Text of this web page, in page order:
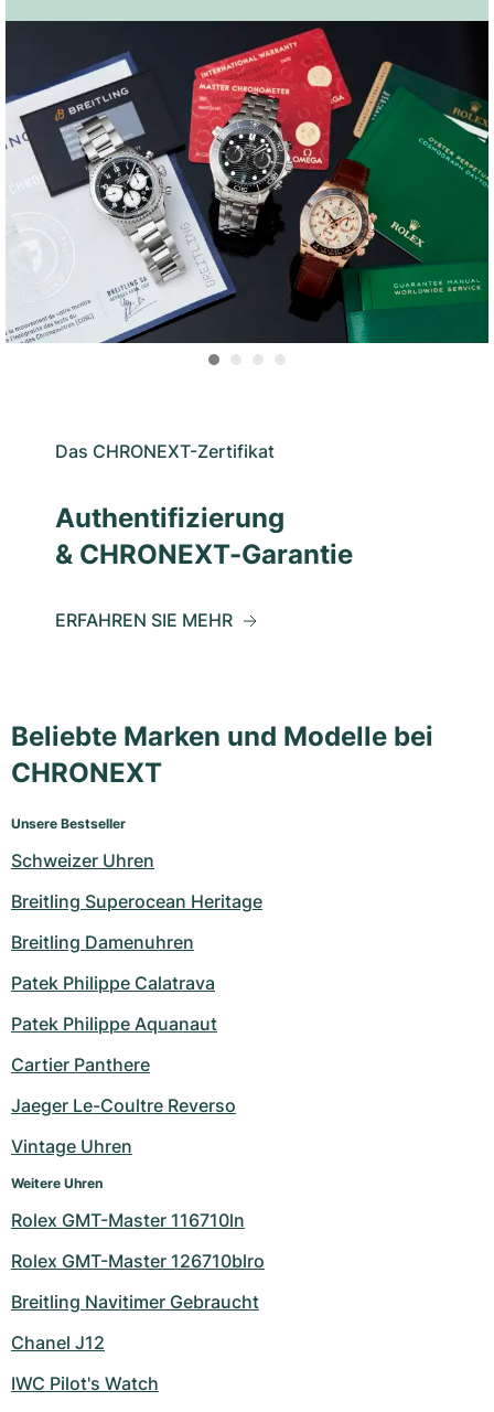
Das CHRONEXT-Zertifikat
Authentifizierung
& CHRONEXT-Garantie
ERFAHREN SIE MEHR
Beliebte Marken und Modelle bei
CHRONEXT
Unsere Bestseller
Schweizer Uhren
Breitling Superocean Heritage
Breitling Damenuhren
Patek Philippe Calatrava
Patek Philippe Aquanaut
Cartier Panthere
Jaeger Le-Coultre Reverso
Vintage Uhren
Weitere Uhren
Rolex GMT-Master 116710ln
Rolex GMT-Master 126710blro
Breitling Navitimer Gebraucht
Chanel J12
IWC Pilot's Watch